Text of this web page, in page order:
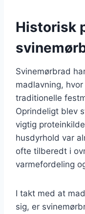
Historisk
Svinemørbrad
madlavning,
traditionelle
Oprindeligt blev
vigtig
husdyrhold var
ofte tilberedt i
varmefordeling
I takt med at
sig, er